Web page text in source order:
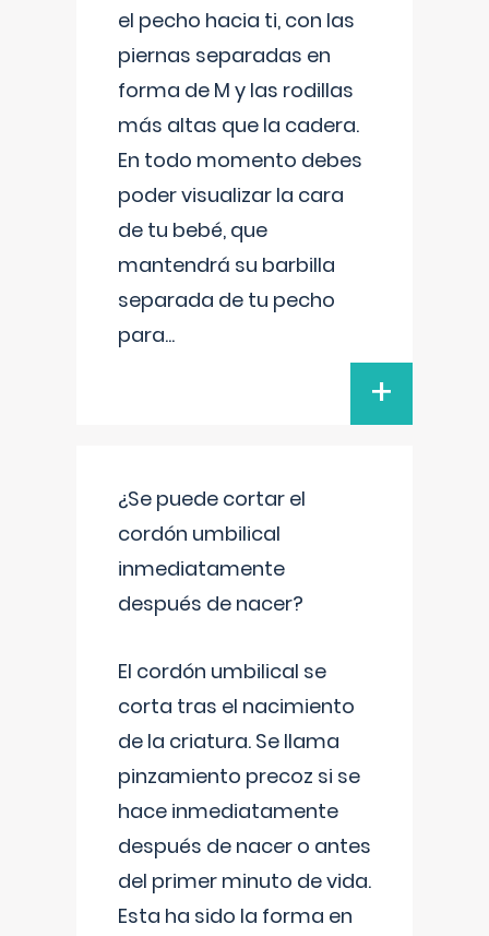
el pecho hacia ti, con las
piernas separadas en
forma de M y las rodillas
más altas que la cadera.
En todo momento debes
poder visualizar la cara
de tu bebé, que
mantendrá su barbilla
separada de tu pecho
para...
+
¿Se puede cortar el
cordón umbilical
inmediatamente
después de nacer?
El cordón umbilical se
corta tras el nacimiento
de la criatura. Se llama
pinzamiento precoz si se
hace inmediatamente
después de nacer o antes
del primer minuto de vida.
Esta ha sido la forma en